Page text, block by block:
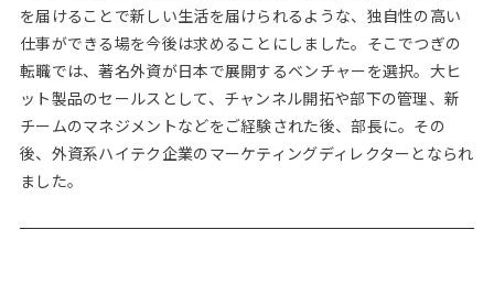
を届けることで新しい生活を届けられるような、独自性の高い
仕事ができる場を今後は求めることにしました。そこでつぎの
転職では、著名外資が日本で展開するベンチャーを選択。大ヒ
ット製品のセールスとして、チャンネル開拓や部下の管理、新
チームのマネジメントなどをご経験された後、部長に。その
後、外資系ハイテク企業のマーケティングディレクターとなられ
ました。